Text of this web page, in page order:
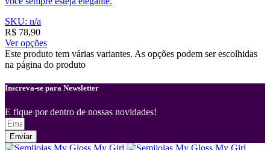
SKU: n/a
R$ 78,90
Ver opções
Este produto tem várias variantes. As opções podem ser escolhidas
na página do produto
Inscreva-se para Newsletter
E fique por dentro de nossas novidades!
Enviar